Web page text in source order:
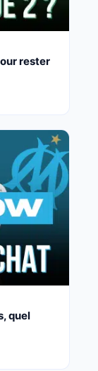
rester
quel